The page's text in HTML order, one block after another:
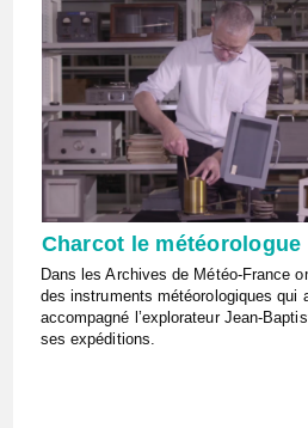
Charcot le météorologue
Dans les Archives de Météo-France
des instruments météorologiques qui
accompagné l’explorateur Jean-
ses expéditions.